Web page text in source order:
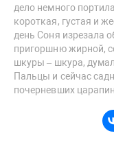
дело немного
короткая, густая и
день Соня изрезала
пригоршню жирной,
шкуры – шкура,
Пальцы и сейчас
почерневших